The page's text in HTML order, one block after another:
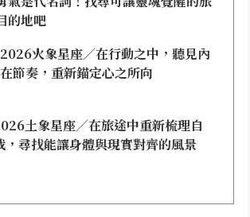
的地吧
2026火象星座／在行動之中，聽見內
在節奏，重新錨定心之所向
土象星座／在旅途中重新梳理自
，尋找能讓身體與現實對齊的風景